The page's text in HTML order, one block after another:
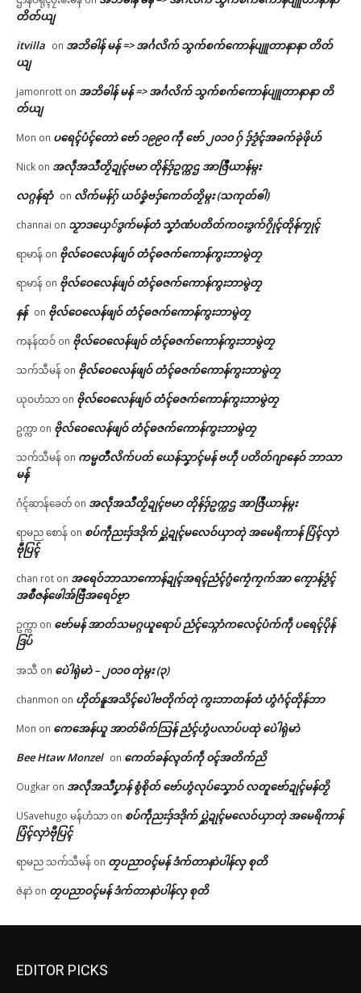
တိတ်ယျ
itvilla on အဘိဓါန် မန် => အၚ်္ဂလိက် သွက်စက်ကောန်ပျူတာနာနာ တိတ်
ယျ
jamonrott on အဘိဓါန် မန် => အၚ်္ဂလိက် သွက်စက်ကောန်ပျူတာနာနာ တိ
တ်ယျ
Mon on ပရေၚ်ပံၚ်တောဲ ဗော် ၁၉၉၀ ကဵု ဗော် ၂၀၁၀ ဂှ် ဒှ်ဒၟံၚ်အခက်ခုဲဖိုဟ်
Nick on အလဵုအသဳတၟိဍုၚ်ဗမာ တိုန်ဒှ်ဥက္ကဌ အာဇြဳယာန်မ္ဂး
လဂ္ဂန်ရာံ on လိက်မန်ဂှ် ယဝ်ခၞံဗဒှ်ကေတ်တၟိမ္ဂး (သကုတ်ၜါ)
channai on သၟာဒယှေ်ဒွက်မန်တံ သၞာံဏံပတိတ်ကဝးဒွက်ဂၠိုၚ်တိုန်ကၠုၚ်
ရာမာန် on ဗိုလ်ဝေလေန်ဖျဝ် တံၚ်ဓဇက်ကောန်ကွးဘာမွဲတၠ
ရာမာန် on ဗိုလ်ဝေလေန်ဖျဝ် တံၚ်ဓဇက်ကောန်ကွးဘာမွဲတၠ
နန် on ဗိုလ်ဝေလေန်ဖျဝ် တံၚ်ဓဇက်ကောန်ကွးဘာမွဲတၠ
ကနန်ထဝ် on ဗိုလ်ဝေလေန်ဖျဝ် တံၚ်ဓဇက်ကောန်ကွးဘာမွဲတၠ
သက်သီမန် on ဗိုလ်ဝေလေန်ဖျဝ် တံၚ်ဓဇက်ကောန်ကွးဘာမွဲတၠ
ယုဝဟံသာ on ဗိုလ်ဝေလေန်ဖျဝ် တံၚ်ဓဇက်ကောန်ကွးဘာမွဲတၠ
ဥက္ကာ on ဗိုလ်ဝေလေန်ဖျဝ် တံၚ်ဓဇက်ကောန်ကွးဘာမွဲတၠ
သက်သီမန် on ကမ္မတဳလိက်ပတ် ယေန်သၞာၚ်မန် ဗဟဵု ပတိတ်ဂျာနေဝ် ဘာသာ
မန်
ဂံၚ်ဆာန်ခေတ် on အလဵုအသဳတၟိဍုၚ်ဗမာ တိုန်ဒှ်ဥက္ကဌ အာဇြဳယာန်မ္ဂး
ရာမည စောန် on စပ်ကဵုညးဒှ်ဒဒိုက် ပ္ဋဲဍုၚ်မလေဝ်ယှာတုဲ အမေရိကာန် ပြံၚ်လှာဲ
ဗီုပြၚ်
chan rot on အရေဝ်ဘာသာကောန်ဍုၚ်အရၚ်ညံၚ်ဂွံကၠေံကၠက်အာ ကၠောန်ဒၟံၚ်
အစဳဇန်ဖေါအ်ဗြဳအရေဝ်ဗၟာ
ဥက္ကာ on ဗော်မန် အာတ်သမဂ္ဂယူရောပ် ညံၚ်သ္ဂောံကလေၚ်ပံက်ကဵု ပရေၚ်ပိုန်
ဒြပ်
အသီ on ပေဲါရုဲမာဲ – ၂၀၁၀ တုဲမ္ဂး (၃)
chanmon on ဟိုတ်နူအသိၚ်ပေဲါဗတိုက်တုဲ ကွးဘာတန်တံ ဟွံဂံၚ်တိုန်ဘာ
Mon on ကေအေန်ယူ အာတ်မိက်သြန် ညံၚ်ဟွံပလာပ်ပထုဲ ပေဲါရုဲမာဲ
Bee Htaw Monzel on ကေတ်ခန်လ္ၚတ်ကဵု ၀ၚ်အတိက်ညိ
Ougkar on အလဵုအသဳပၞာန် စွံစိုတ် ဗော်ဟွံလုပ်သၞောဝ် လတူဗော်ဍုၚ်မန်တၟိ
USavehugo မန်ဟံသာ on စပ်ကဵုညးဒှ်ဒဒိုက် ပ္ဋဲဍုၚ်မလေဝ်ယှာတုဲ အမေရိကာန်
ပြံၚ်လှာဲဗီုပြၚ်
ရာမည သက်သီမန် on တၠပညာဝၚ်မန် ဒံက်တာနာဲပါန်လှ စုတိ
ဇဲနာဲ on တၠပညာဝၚ်မန် ဒံက်တာနာဲပါန်လှ စုတိ
EDITOR PICKS